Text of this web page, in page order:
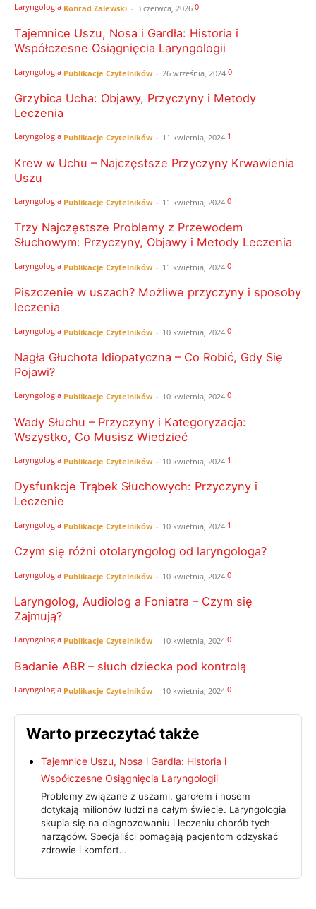
Laryngologia Konrad Zalewski - 3 czerwca, 2026 0
Tajemnice Uszu, Nosa i Gardła: Historia i
Współczesne Osiągnięcia Laryngologii
Laryngologia Publikacje Czytelników - 26 września, 2024 0
Grzybica Ucha: Objawy, Przyczyny i Metody
Leczenia
Laryngologia Publikacje Czytelników - 11 kwietnia, 2024 1
Krew w Uchu – Najczęstsze Przyczyny Krwawienia
Uszu
Laryngologia Publikacje Czytelników - 11 kwietnia, 2024 0
Trzy Najczęstsze Problemy z Przewodem
Słuchowym: Przyczyny, Objawy i Metody Leczenia
Laryngologia Publikacje Czytelników - 11 kwietnia, 2024 0
Piszczenie w uszach? Możliwe przyczyny i sposoby
leczenia
Laryngologia Publikacje Czytelników - 10 kwietnia, 2024 0
Nagła Głuchota Idiopatyczna – Co Robić, Gdy Się
Pojawi?
Laryngologia Publikacje Czytelników - 10 kwietnia, 2024 0
Wady Słuchu – Przyczyny i Kategoryzacja:
Wszystko, Co Musisz Wiedzieć
Laryngologia Publikacje Czytelników - 10 kwietnia, 2024 1
Dysfunkcje Trąbek Słuchowych: Przyczyny i
Leczenie
Laryngologia Publikacje Czytelników - 10 kwietnia, 2024 1
Czym się różni otolaryngolog od laryngologa?
Laryngologia Publikacje Czytelników - 10 kwietnia, 2024 0
Laryngolog, Audiolog a Foniatra – Czym się
Zajmują?
Laryngologia Publikacje Czytelników - 10 kwietnia, 2024 0
Badanie ABR – słuch dziecka pod kontrolą
Laryngologia Publikacje Czytelników - 10 kwietnia, 2024 0
Warto przeczytać także
Tajemnice Uszu, Nosa i Gardła: Historia i
Współczesne Osiągnięcia Laryngologii
Problemy związane z uszami, gardłem i nosem
dotykają milionów ludzi na całym świecie. Laryngologia
skupia się na diagnozowaniu i leczeniu chorób tych
narządów. Specjaliści pomagają pacjentom odzyskać
zdrowie i komfort…